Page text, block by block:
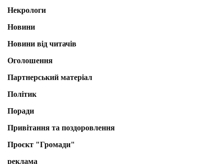
Некрологи
Новини
Новини від читачів
Оголошення
Партнерський матеріал
Політик
Поради
Привітання та поздоровлення
Проєкт "Громади"
реклама